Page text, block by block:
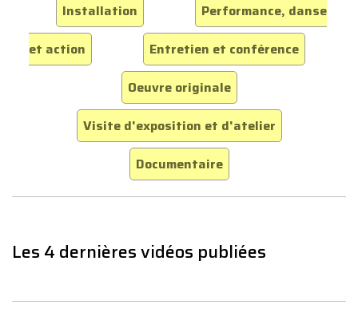
Installation
Performance, danse
et action
Entretien et conférence
Oeuvre originale
Visite d'exposition et d'atelier
Documentaire
Les 4 dernières vidéos publiées